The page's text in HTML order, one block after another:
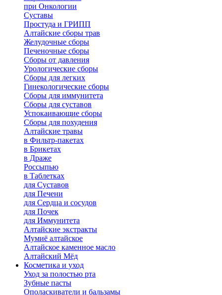
при Онкологии
Суставы
Простуда и ГРИПП
Алтайские сборы трав
Желудочные сборы
Печеночные сборы
Сборы от давления
Урологические сборы
Сборы для легких
Гинекологические сборы
Сборы для иммунитета
Сборы для суставов
Успокаивающие сборы
Сборы для похудения
Алтайские травы
в Фильтр-пакетах
в Брикетах
в Драже
Россыпью
в Таблетках
для Cуставов
для Печени
для Сердца и сосудов
для Почек
для Иммунитета
Алтайские экстракты
Мумиё алтайское
Алтайское каменное масло
Алтайский Мёд
Косметика и уход
Уход за полостью рта
Зубные пасты
Ополаскиватели и бальзамы